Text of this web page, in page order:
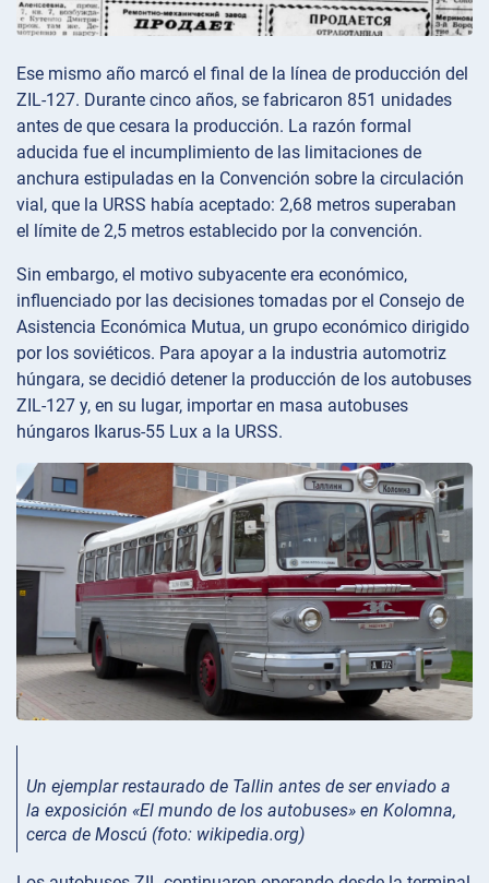
Ese mismo año marcó el final de la línea de producción del
ZIL-127. Durante cinco años, se fabricaron 851 unidades
antes de que cesara la producción. La razón formal
aducida fue el incumplimiento de las limitaciones de
anchura estipuladas en la Convención sobre la circulación
vial, que la URSS había aceptado: 2,68 metros superaban
el límite de 2,5 metros establecido por la convención.
Sin embargo, el motivo subyacente era económico,
influenciado por las decisiones tomadas por el Consejo de
Asistencia Económica Mutua, un grupo económico dirigido
por los soviéticos. Para apoyar a la industria automotriz
húngara, se decidió detener la producción de los autobuses
ZIL-127 y, en su lugar, importar en masa autobuses
húngaros Ikarus-55 Lux a la URSS.
Un ejemplar restaurado de Tallin antes de ser enviado a
la exposición «El mundo de los autobuses» en Kolomna,
cerca de Moscú (foto: wikipedia.org)